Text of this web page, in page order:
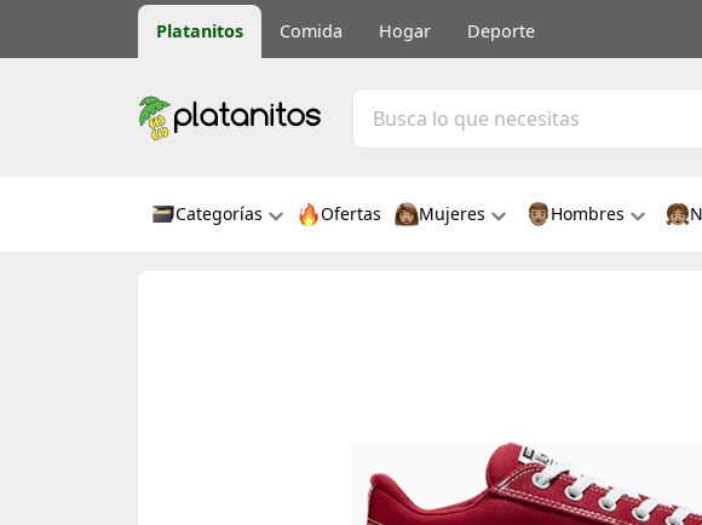
Platanitos Comida Hogar Deporte
Categorías Ofertas Mujeres Hombres